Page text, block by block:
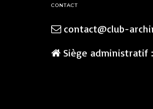
CONTACT
contact@club-
Siège administratif